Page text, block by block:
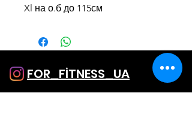
Xl на о.б до 115см
FOR_FİTNESS_UA